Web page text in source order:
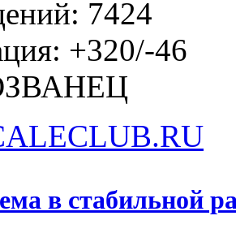
7424
+320/-46
в стабильной